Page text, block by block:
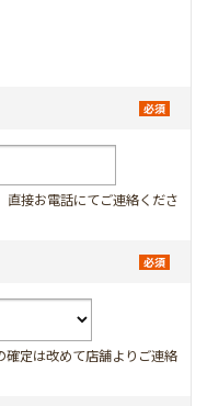
接お電話にてご連絡くださ
定は改めて店舗よりご連絡